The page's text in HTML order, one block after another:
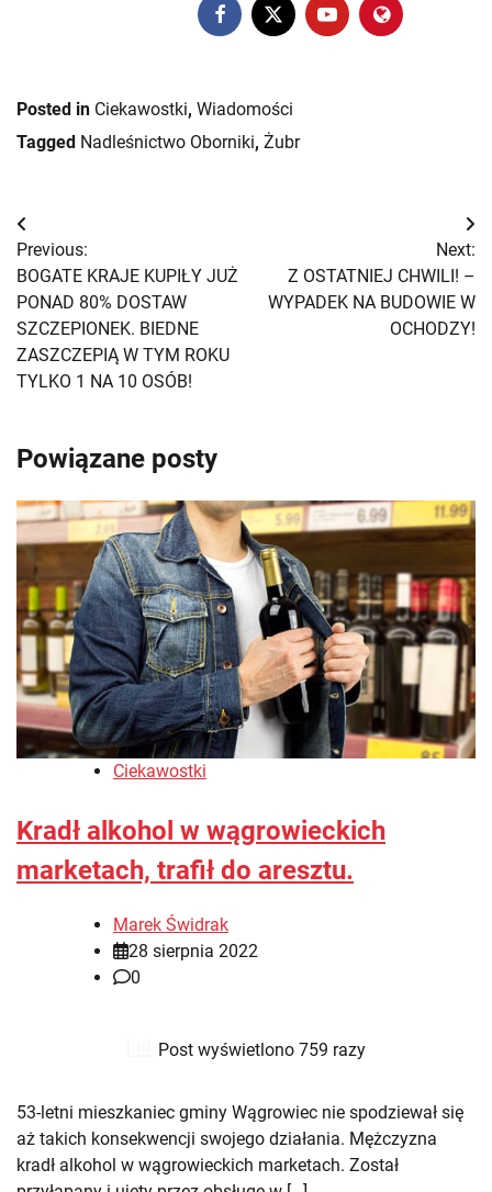
Posted in Ciekawostki, Wiadomości
Tagged Nadleśnictwo Oborniki, Żubr
Nawigacja
wpisu
Previous:
BOGATE KRAJE KUPIŁY JUŻ
PONAD 80% DOSTAW
SZCZEPIONEK. BIEDNE
ZASZCZEPIĄ W TYM ROKU
TYLKO 1 NA 10 OSÓB!
Next:
Z OSTATNIEJ CHWILI! –
WYPADEK NA BUDOWIE W
OCHODZY!
Powiązane posty
Ciekawostki
Kradł alkohol w wągrowieckich
marketach, trafił do aresztu.
Marek Świdrak
28 sierpnia 2022
0
Post wyświetlono 759 razy
53-letni mieszkaniec gminy Wągrowiec nie spodziewał się
aż takich konsekwencji swojego działania. Mężczyzna
kradł alkohol w wągrowieckich marketach. Został